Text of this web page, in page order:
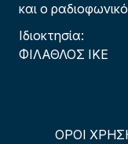
και ο
Ιδιοκτησία:
ΦΙΛΑΘΛΟΣ ΙΚΕ
ΟΡΟΙ